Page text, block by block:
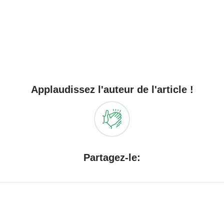
Applaudissez l'auteur de l'article !
Partagez-le: